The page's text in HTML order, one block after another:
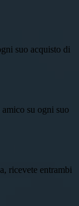
suo acquisto di
su ogni suo
ricevete entrambi